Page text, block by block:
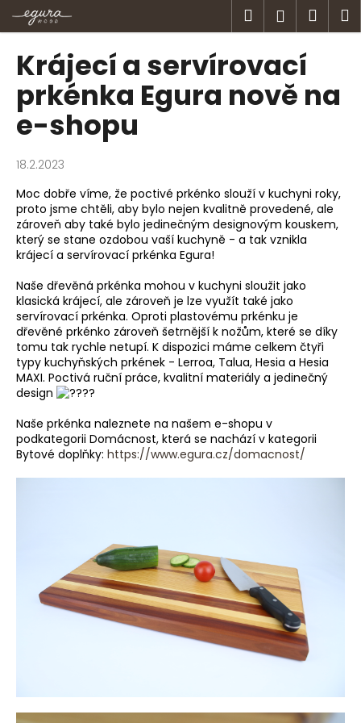
Přejít
na
obsah
Hledat
Krájecí a servírovací
prkénka Egura nově na
e-shopu
18.2.2023
Moc dobře víme, že poctivé prkénko slouží v kuchyni roky,
proto jsme chtěli, aby bylo nejen kvalitně provedené, ale
zároveň aby také bylo jedinečným designovým kouskem,
který se stane ozdobou vaší kuchyně - a tak vznikla
krájecí a servírovací prkénka Egura!
Naše dřevěná prkénka mohou v kuchyni sloužit jako
klasická krájecí, ale zároveň je lze využít také jako
servírovací prkénka. Oproti plastovému prkénku je
dřevěné prkénko zároveň šetrnější k nožům, které se díky
tomu tak rychle netupí. K dispozici máme celkem čtyři
typy kuchyňských prkének - Lerroa, Talua, Hesia a Hesia
MAXI. Poctivá ruční práce, kvalitní materiály a jedinečný
design
Naše prkénka naleznete na našem e-shopu v
podkategorii Domácnost, která se nachází v kategorii
Bytové doplňky: https://www.egura.cz/domacnost/
o
C
o
p
t
ř
e
b
u
j
e
t
e
n
a
j
í
t
?
HLEDAT
u